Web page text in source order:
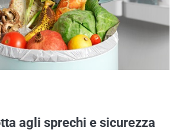
agli sprechi e sicurezza